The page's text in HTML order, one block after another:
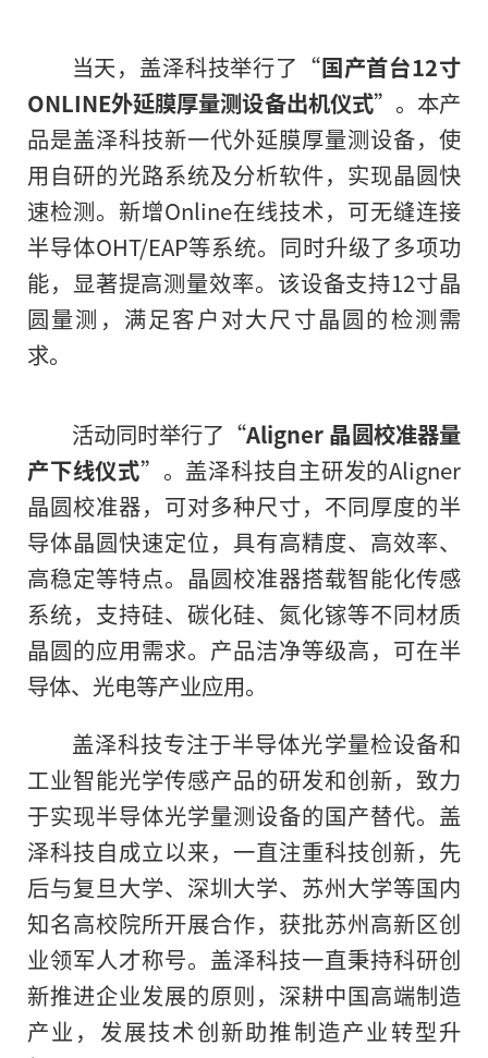
当天，盖泽科技举行了“国产首台12寸
ONLINE外延膜厚量测设备出机仪式”。本产
品是盖泽科技新一代外延膜厚量测设备，使
用自研的光路系统及分析软件，实现晶圆快
速检测。新增Online在线技术，可无缝连接
半导体OHT/EAP等系统。同时升级了多项功
能，显著提高测量效率。该设备支持12寸晶
圆量测，满足客户对大尺寸晶圆的检测需
求。
活动同时举行了“Aligner 晶圆校准器量
产下线仪式”。盖泽科技自主研发的Aligner
晶圆校准器，可对多种尺寸，不同厚度的半
导体晶圆快速定位，具有高精度、高效率、
高稳定等特点。晶圆校准器搭载智能化传感
系统，支持硅、碳化硅、氮化镓等不同材质
晶圆的应用需求。产品洁净等级高，可在半
导体、光电等产业应用。
盖泽科技专注于半导体光学量检设备和
工业智能光学传感产品的研发和创新，致力
于实现半导体光学量测设备的国产替代。盖
泽科技自成立以来，一直注重科技创新，先
后与复旦大学、深圳大学、苏州大学等国内
知名高校院所开展合作，获批苏州高新区创
业领军人才称号。盖泽科技一直秉持科研创
新推进企业发展的原则，深耕中国高端制造
产业，发展技术创新助推制造产业转型升